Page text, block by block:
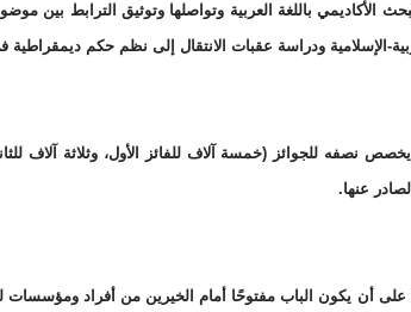
باللغة العربية وتواصلها وتوثيق الترابط بين
الإسلامية ودراسة عقبات الانتقال إلى نظم حكم ديمقراطية
نصفه للجوائز (خمسة آلاف للفائز الأول، وثلاثة آلاف
عنها.
على أن يكون الباب مفتوحًا أمام الخيرين من أفراد ومؤسسات